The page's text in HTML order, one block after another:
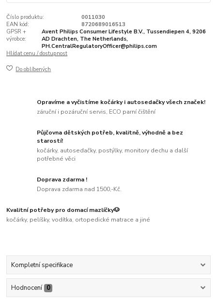
Číslo produktu:
0011030
EAN kód:
8720689016513
GPSR +
výrobce:
Avent Philips Consumer Lifestyle B.V., Tussendiepen 4, 9206
AD Drachten, The Netherlands,
PH.CentralRegulatoryOfficer@philips.com
Hlídat cenu / dostupnost
Do oblíbených
Opravíme a vyčistíme kočárky i autosedačky všech značek!
záruční i pozáruční servis, ECO parní čištění
Půjčovna dětských potřeb, kvalitně, výhodně a bez
starostí!
kočárky, autosedačky, postýlky, monitory dechu a další
potřebné věci
Doprava zdarma !
Doprava zdarma nad 1500,-Kč.
Kvalitní potřeby pro domací mazlíčky🐶
kočárky, pelíšky, vodítka, ortopedické matrace a jiné
Kompletní specifikace
Hodnocení 0